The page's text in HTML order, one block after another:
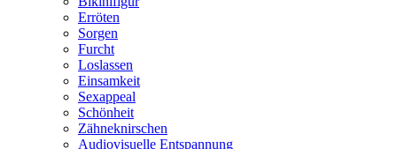
Erröten
Sorgen
Furcht
Loslassen
Einsamkeit
Sexappeal
Schönheit
Zähneknirschen
Audiovisuelle Entspannung